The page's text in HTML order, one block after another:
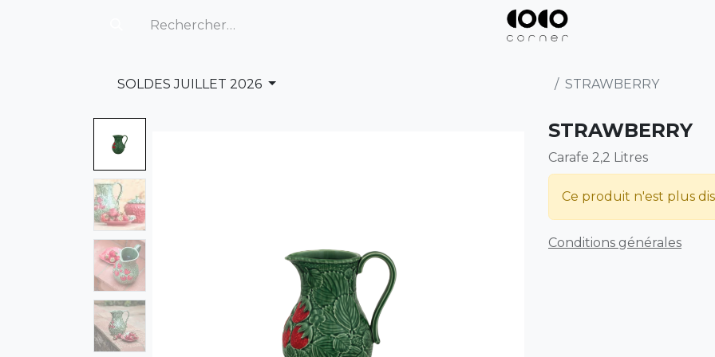
SOLDES JUILLET 2026 STRAWBERRY
STRAWBERRY
Carafe 2,2 Litres
Ce produit n'est plus
Conditions générales